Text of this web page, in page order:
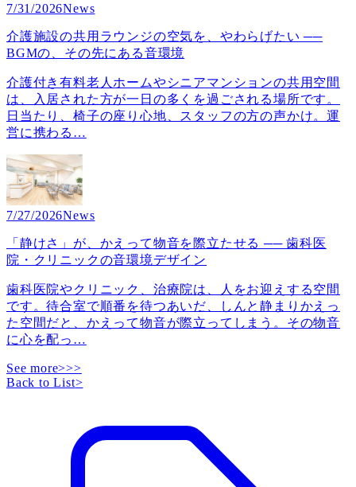
7/31/2026News
介護施設の共用ラウンジの空気を、やわらげたい ──
BGMの、その先にある音環境
介護付き有料老人ホームやシニアマンションの共用空間
は、入居された方が一日の多くを過ごされる場所です。
日当たり、椅子の座り心地、スタッフの方の声かけ。運
営に携わる …
7/27/2026News
「静けさ」が、かえって物音を際立たせる ── 歯科医
院・クリニックの音環境デザイン
歯科医院やクリニック、治療院は、人をお迎えする空間
です。待合室で順番を待つあいだ、しんと静まりかえっ
た空間だと、かえって物音が際立ってしまう。その物音
に心を配っ …
See more>>>
Back to List>